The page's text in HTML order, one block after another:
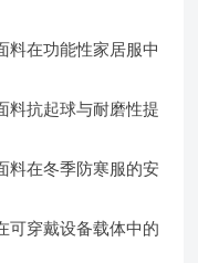
料在功能性家居服中
料抗起球与耐磨性提
料在冬季防寒服的安
可穿戴设备载体中的